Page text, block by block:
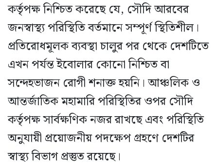
কর্তৃপক্ষ নিশ্চিত করেছে যে, সৌদি আরবের
জনস্বাস্থ্য পরিস্থিতি বর্তমানে সম্পূর্ণ স্থিতিশীল।
প্রতিরোধমূলক ব্যবস্থা চালুর পর থেকে দেশটিতে
এখন পর্যন্ত ইবোলার কোনো নিশ্চিত বা
সন্দেহভাজন রোগী শনাক্ত হয়নি। আঞ্চলিক ও
আন্তর্জাতিক মহামারি পরিস্থিতির ওপর সৌদি
কর্তৃপক্ষ সার্বক্ষণিক নজর রাখছে এবং পরিস্থিতি
অনুযায়ী প্রয়োজনীয় পদক্ষেপ গ্রহণে দেশটির
স্বাস্থ্য বিভাগ প্রস্তুত রয়েছে।